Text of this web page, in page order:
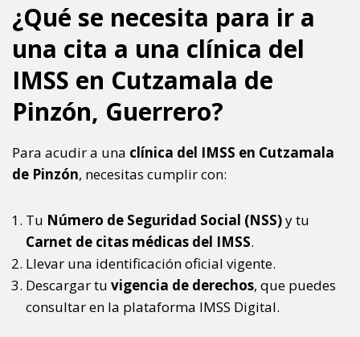
¿Qué se necesita para ir a
una cita a una clínica del
IMSS en Cutzamala de
Pinzón, Guerrero?
Para acudir a una clínica del IMSS en Cutzamala
de Pinzón, necesitas cumplir con:
Tu Número de Seguridad Social (NSS)y tu
Carnet de citas médicas del IMSS.
Llevar una identificación oficial vigente.
Descargar tu vigencia de derechos, que puedes
consultar en la plataforma IMSS Digital.